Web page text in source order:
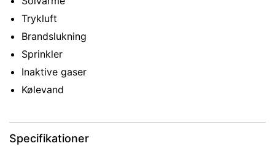
Trykluft
Brandslukning
Sprinkler
Inaktive gaser
Kølevand
Specifikationer